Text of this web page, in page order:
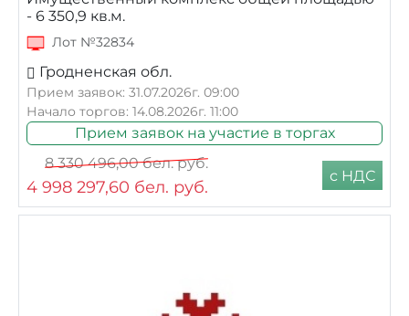
- 6 350,9 кв.м.
Лот №32834
Гродненская обл.
Прием заявок: 31.07.2026г. 09:00
Начало торгов: 14.08.2026г. 11:00
Прием заявок на участие в торгах
8 330 496,00бел. руб.
4 998 297,60 бел. руб.
с НДС